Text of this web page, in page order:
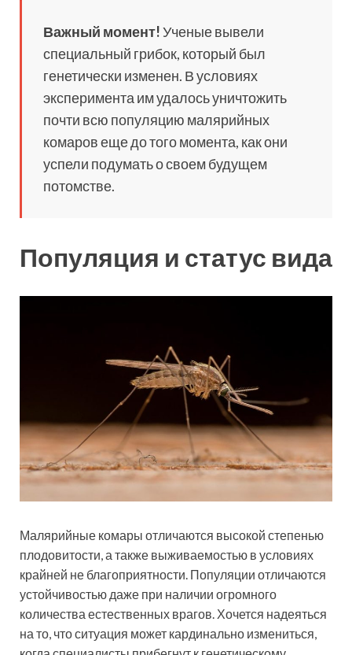
Важный момент!Ученые вывели
специальный грибок, который был
генетически изменен. В условиях
эксперимента им удалось уничтожить
почти всю популяцию малярийных
комаров еще до того момента, как они
успели подумать о своем будущем
потомстве.
Популяция и статус вида
Малярийные комары отличаются высокой степенью
плодовитости, а также выживаемостью в условиях
крайней не благоприятности. Популяции отличаются
устойчивостью даже при наличии огромного
количества естественных врагов. Хочется надеяться
на то, что ситуация может кардинально измениться,